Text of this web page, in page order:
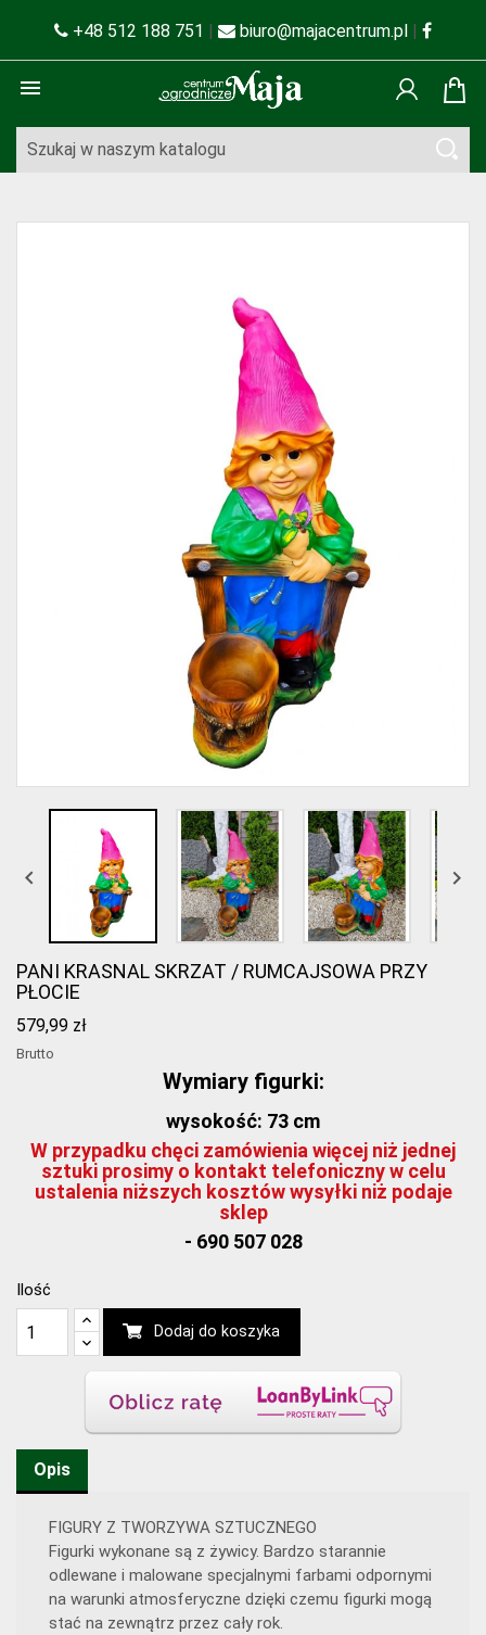
+48 512 188 751 | biuro@majacentrum.pl |

 
PANI KRASNAL SKRZAT / RUMCAJSOWA PRZY
PŁOCIE
579,99 zł
Brutto
Wymiary figurki:
wysokość: 73 cm
W przypadku chęci zamówienia więcej niż jednej
sztuki prosimy o kontakt telefoniczny w celu
ustalenia niższych kosztów wysyłki niż podaje
sklep
- 690 507 028
Ilość
Dodaj do koszyka
Opis
FIGURY Z TWORZYWA SZTUCZNEGO
Figurki wykonane są z żywicy. Bardzo starannie
odlewane i malowane specjalnymi farbami odpornymi
na warunki atmosferyczne dzięki czemu figurki mogą
stać na zewnątrz przez cały rok.